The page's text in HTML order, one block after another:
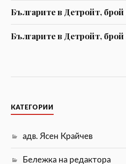
Българите в Детройт, брой
Българите в Детройт, брой
КАТЕГОРИИ
адв. Ясен Крайчев
Бележка на редактора